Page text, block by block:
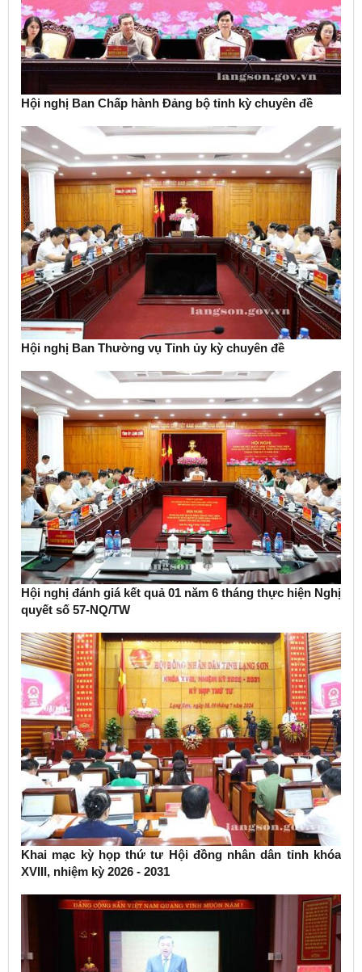
Hội nghị Ban Chấp hành Đảng bộ tỉnh kỳ chuyên đề
Hội nghị Ban Thường vụ Tỉnh ủy kỳ chuyên đề
Hội nghị đánh giá kết quả 01 năm 6 tháng thực hiện Nghị
quyết số 57-NQ/TW
Khai mạc kỳ họp thứ tư Hội đồng nhân dân tỉnh khóa
XVIII, nhiệm kỳ 2026 - 2031